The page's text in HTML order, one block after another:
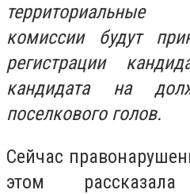
комиссии будут
регистрации
кандидата на
поселкового голов.
Сейчас
этом